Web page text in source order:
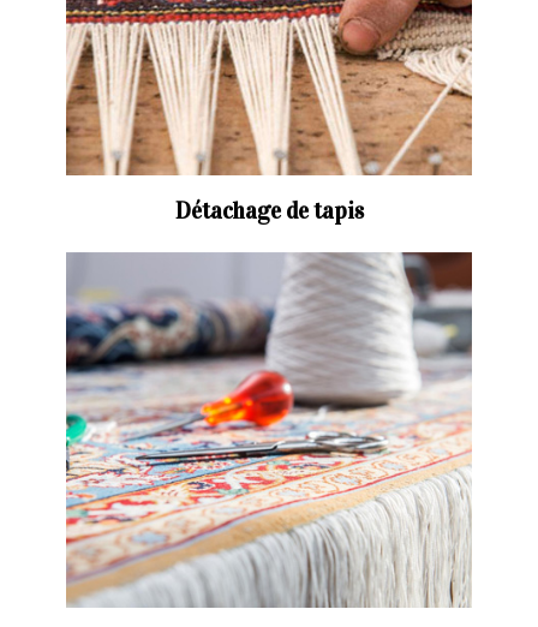
Détachage de tapis